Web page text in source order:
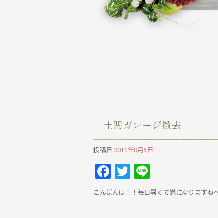
土間ガレージ撤去
投稿日 2019年8月5日
Facebook
Twitter
こんばんは！！毎日暑くて嫌になりますね